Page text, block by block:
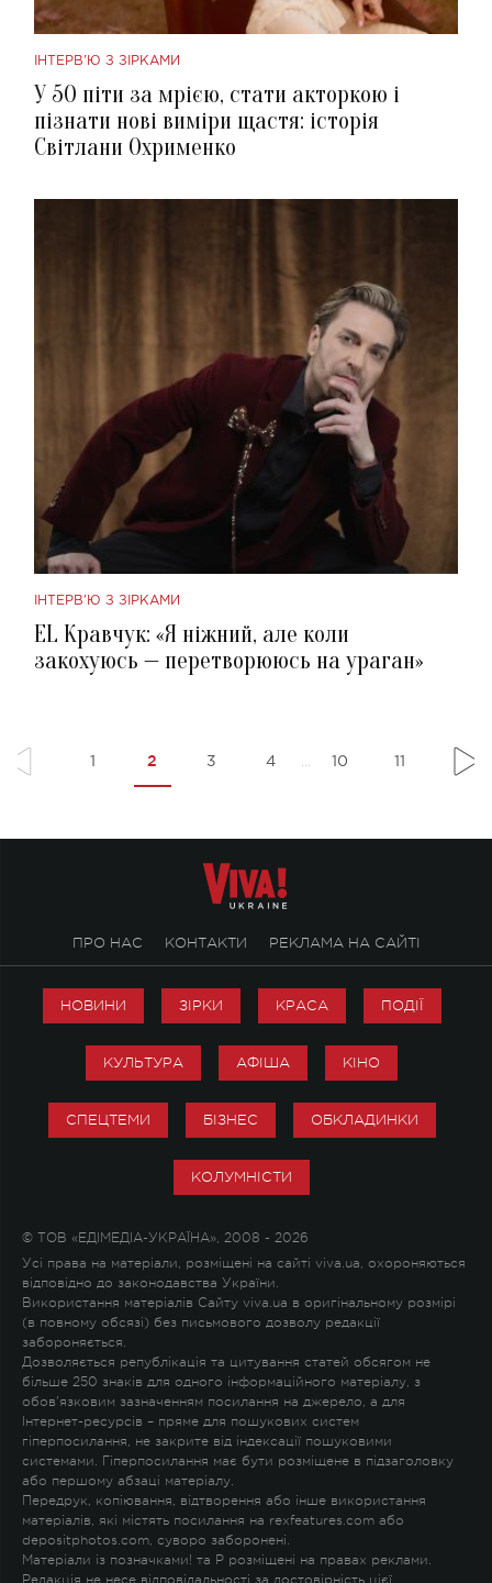
ІНТЕРВ'Ю З ЗІРКАМИ
У 50 піти за мрією, стати акторкою і
пізнати нові виміри щастя: історія
Світлани Охрименко
ІНТЕРВ'Ю З ЗІРКАМИ
EL Кравчук: «Я ніжний, але коли
закохуюсь — перетворююсь на ураган»
2 3 4 10
ПРО НАС КОНТАКТИ РЕКЛАМА НА САЙТІ
НОВИНИ ЗІРКИ КРАСА ПОДІЇ
КУЛЬТУРА АФІША КІНО
СПЕЦТЕМИ БІЗНЕС ОБКЛАДИНКИ
КОЛУМНІСТИ
© ТОВ «ЕДІМЕДІА-УКРАЇНА», 2008 - 2026
Усі права на матеріали, розміщені на сайті viva.ua, охороняються
відповідно до законодавства України.
Використання матеріалів Сайту viva.ua в оригінальному розмірі
(в повному обсязі) без письмового дозволу редакції
забороняється.
Дозволяється републікація та цитування статей обсягом не
більше 250 знаків для одного інформаційного матеріалу, з
обов'язковим зазначенням посилання на джерело, а для
Інтернет-ресурсів – пряме для пошукових систем
гіперпосилання, не закрите від індексації пошуковими
системами. Гіперпосилання має бути розміщене в підзаголовку
або першому абзаці матеріалу.
Передрук, копіювання, відтворення або інше використання
матеріалів, які містять посилання на rexfeatures.com або
depositphotos.com, суворо заборонені.
Матеріали із позначками! та P розміщені на правах реклами.
Редакція не несе відповідальності за достовірність цієї